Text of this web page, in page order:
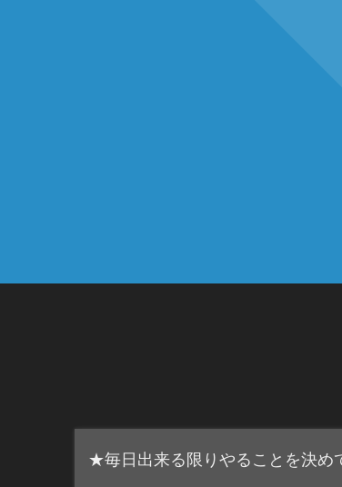
★毎日出来る限りやることを決め